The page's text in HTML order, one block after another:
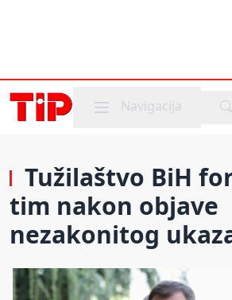
Mobile menu
Navigacija
Tužilaštvo BiH
tim nakon objave
nezakonitog